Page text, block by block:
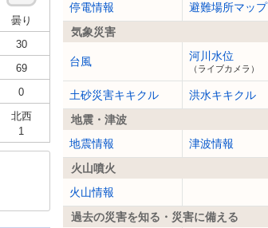
曇り
30
69
0
北西
1
停電情報
避難場所マップ
気象災害
台風 河川水位
（ライブカメラ）
土砂災害キキクル
洪水キキクル
地震・津波
地震情報
津波情報
火山噴火
火山情報
過去の災害を知る・災害に備える